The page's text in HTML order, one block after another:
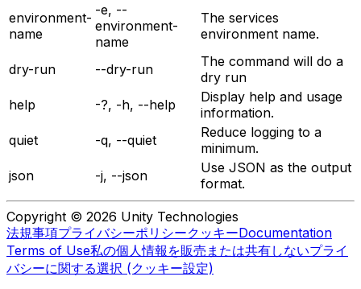
environment-
name
-e, --
environment-
name
The services
environment name.
dry-run --dry-run
The command will do a
dry run
help
-?, -h, --help
Display help and usage
information.
quiet
-q, --quiet
Reduce logging to a
minimum.
json
-j, --json
Use JSON as the output
format.
Copyright © 2026 Unity Technologies
法規事項プライバシーポリシークッキーDocumentation
Terms of Use私の個人情報を販売または共有しないプライ
バシーに関する選択 (クッキー設定)